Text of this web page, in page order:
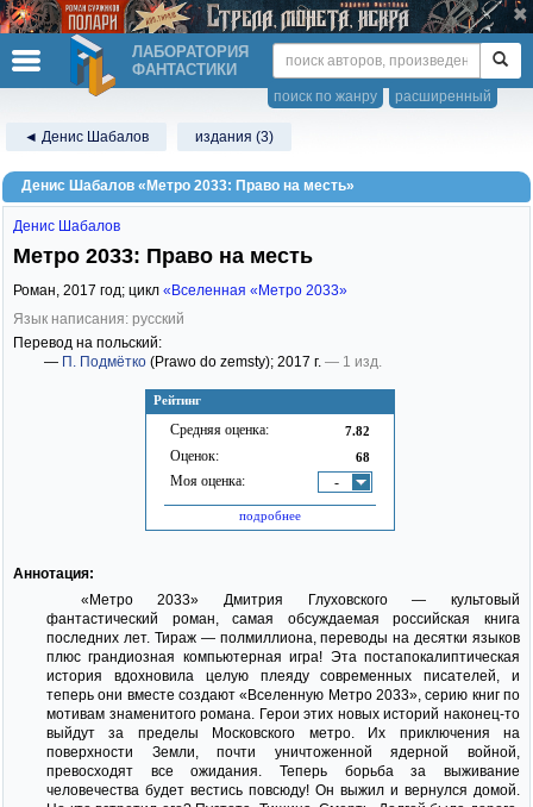
ЛАБОРАТОРИЯ
ФАНТАСТИКИ
расширенный
поиск по жанру
◄ Денис Шабалов издания (3)
Денис Шабалов «Метро 2033: Право на месть»
Рейтинг
Средняя оценка: 7.82
Оценок: 68
Моя оценка: -
подробнее
Денис Шабалов
Метро 2033: Право на месть
Роман, 2017 год; цикл «Вселенная «Метро 2033»
Язык написания: русский
Перевод на польский:
— П. Подмётко (Prawo do zemsty); 2017 г. — 1 изд.
Аннотация:
«Метро 2033» Дмитрия Глуховского — культовый
фантастический роман, самая обсуждаемая российская книга
последних лет. Тираж — полмиллиона, переводы на десятки языков
плюс грандиозная компьютерная игра! Эта постапокалиптическая
история вдохновила целую плеяду современных писателей, и
теперь они вместе создают «Вселенную Метро 2033», серию книг по
мотивам знаменитого романа. Герои этих новых историй наконец-то
выйдут за пределы Московского метро. Их приключения на
поверхности Земли, почти уничтоженной ядерной войной,
превосходят все ожидания. Теперь борьба за выживание
человечества будет вестись повсюду! Он выжил и вернулся домой.